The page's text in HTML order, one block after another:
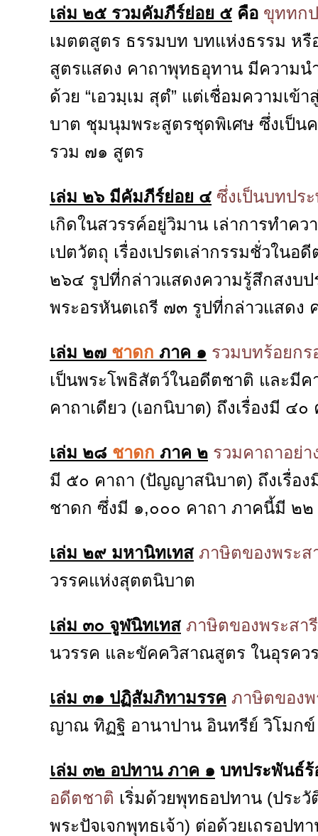
เล่ม ๒๕ รวมคัมภีร์ย่อย ๕ คือ ขุททก
เมตตสูตร ธรรมบท บทแห่งธรรม ห
สูตรแสดง คาถาพุทธอุทาน มีความน
ด้วย “เอวมฺเม สุตํ” แต่เชื่อมความเ
บาต ชุมนุมพระสูตรชุดพิเศษ ซึ่งเป็น
รวม ๗๑ สูตร
เล่ม ๒๖ มีคัมภีร์ย่อย ๔ ซึ่งเป็นบทปร
เกิดในสวรรค์อยู่วิมาน เล่าการทำค
เปตวัตถุ เรื่องเปรตเล่ากรรมชั่วในอ
๒๖๔ รูปที่กล่าวแสดงความรู้สึกสงบ
พระอรหันตเถรี ๗๓ รูปที่กล่าวแสดง
เล่ม ๒๗ ชาดก ภาค ๑ รวมบทร้อยก
เป็นพระโพธิสัตว์ในอดีตชาติ และมี
คาถาเดียว (เอกนิบาต) ถึงเรื่องมี
เล่ม ๒๘ ชาดก ภาค ๒ รวมคาถาอย่
มี ๕๐ คาถา (ปัญญาสนิบาต) ถึงเรื่อ
ชาดก ซึ่งมี ๑,๐๐๐ คาถา ภาคนี้มี ๒๒
เล่ม ๒๙ มหานิทเทสภาษิตของพระส
วรรคแห่งสุตตนิบาต
เล่ม ๓๐ จูฬนิทเทสภาษิตของพระสา
นวรรค และขัคควิสาณสูตร ในอุรคว
เล่ม ๓๑ ปฏิสัมภิทามรรค ภาษิตของพ
ญาณ ทิฏฐิ อานาปาน อินทรีย์ วิโมก
เล่ม ๓๒ อปทาน ภาค ๑ บทประพันธ์ร้
อดีตชาติ เริ่มด้วยพุทธอปทาน (ประวั
พระปัจเจกพุทธเจ้า) ต่อด้วยเถรอปท